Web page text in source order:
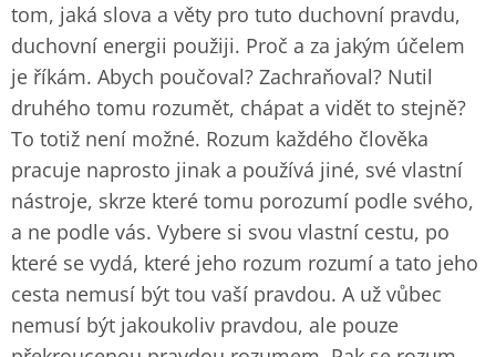
tom, jaká slova a věty pro tuto duchovní pravdu,
duchovní energii použiji. Proč a za jakým účelem
je říkám. Abych poučoval? Zachraňoval? Nutil
druhého tomu rozumět, chápat a vidět to stejně?
To totiž není možné. Rozum každého člověka
pracuje naprosto jinak a používá jiné, své vlastní
nástroje, skrze které tomu porozumí podle svého,
a ne podle vás. Vybere si svou vlastní cestu, po
které se vydá, které jeho rozum rozumí a tato jeho
cesta nemusí být tou vaší pravdou. A už vůbec
nemusí být jakoukoliv pravdou, ale pouze